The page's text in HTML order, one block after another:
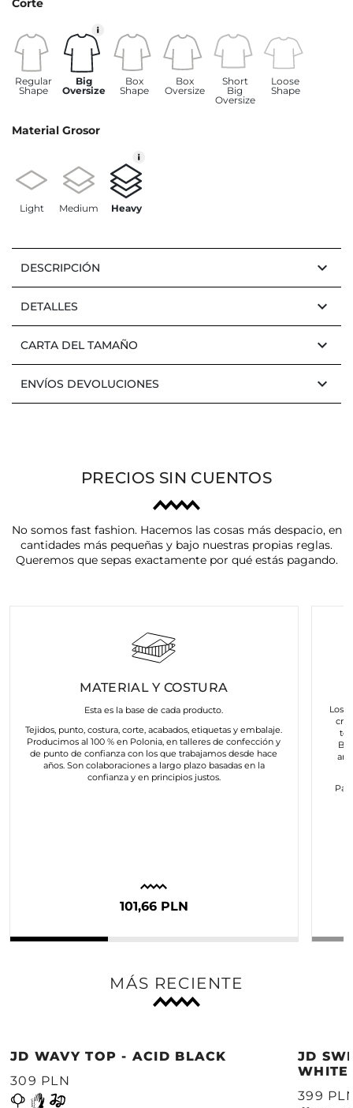
Corte
Regular
Shape
Big
Oversize
Box
Shape
Box
Oversize
Short
Big
Oversize
Loose
Shape
Material Grosor
Light Medium Heavy
DESCRIPCIÓN keyboard_arrow_down
DETALLES keyboard_arrow_down
CARTA DEL TAMAÑO keyboard_arrow_down
ENVÍOS DEVOLUCIONES keyboard_arrow_down
PRECIOS SIN CUENTOS
No somos fast fashion. Hacemos las cosas más despacio, en
cantidades más pequeñas y bajo nuestras propias reglas.
Queremos que sepas exactamente por qué estás pagando.
MATERIAL Y COSTURA
Esta es la base de cada producto.
Tejidos, punto, costura, corte, acabados, etiquetas y embalaje.
Producimos al 100 % en Polonia, en talleres de confección y
de punto de confianza con los que trabajamos desde hace
años. Son colaboraciones a largo plazo basadas en la
confianza y en principios justos.
101,66 PLN
Los
MÁS RECIENTE
JD WAVY TOP - ACID BLACK
309 PLN
JD
WHITE
399